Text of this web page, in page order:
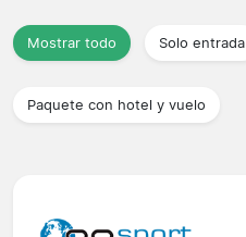
Mostrar todo Solo entrada
Paquete con hotel y vuelo